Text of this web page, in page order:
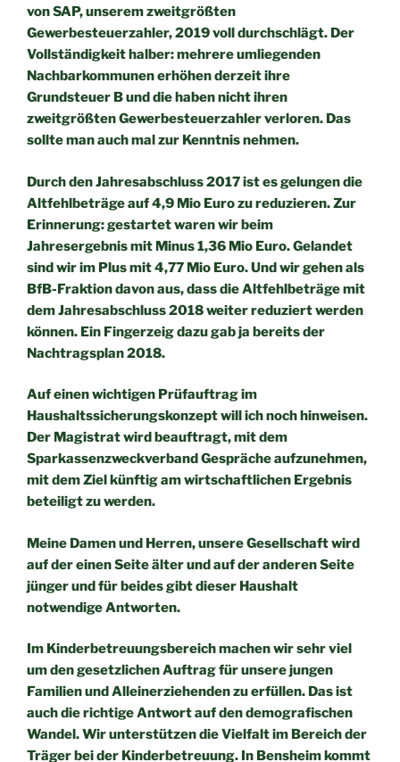
von SAP, unserem zweitgrößten
Gewerbesteuerzahler, 2019 voll durchschlägt. Der
Vollständigkeithalber: mehrere umliegenden
Nachbarkommunen erhöhen derzeitihre
Grundsteuer B und die haben nicht ihren
zweitgrößtenGewerbesteuerzahler verloren. Das
sollte man auch mal zur Kenntnis nehmen.
Durch den Jahresabschluss 2017 ist es gelungen die
Altfehlbeträgeauf 4,9 Mio Euro zu reduzieren. Zur
Erinnerung: gestartet waren wirbeim
Jahresergebnis mit Minus 1,36 Mio Euro. Gelandet
sind wir im Plus mit 4,77 Mio Euro. Und wir gehen als
BfB-Fraktion davonaus, dass die Altfehlbeträge mit
dem Jahresabschluss 2018 weiterreduziert werden
können. Ein Fingerzeig dazu gab ja bereits der
Nachtragsplan 2018.
Auf einen wichtigen Prüfauftrag im
Haushaltssicherungskonzept willich noch hinweisen.
Der Magistrat wird beauftragt, mit dem
Sparkassenzweckverband Gespräche aufzunehmen,
mit dem Zielkünftig am wirtschaftlichen Ergebnis
beteiligt zu werden.
Meine Damen und Herren,unsere Gesellschaft wird
auf der einen Seite älter und auf deranderen Seite
jünger und für beides gibt dieser Haushalt
notwendige Antworten.
Im Kinderbetreuungsbereich machen wir sehr viel
um dengesetzlichen Auftrag für unsere jungen
Familien undAlleinerziehenden zu erfüllen. Das ist
auch die richtige Antwort aufden demografischen
Wandel. Wir unterstützen die Vielfalt im Bereich der
Träger bei der Kinderbetreuung. In Bensheim kommt